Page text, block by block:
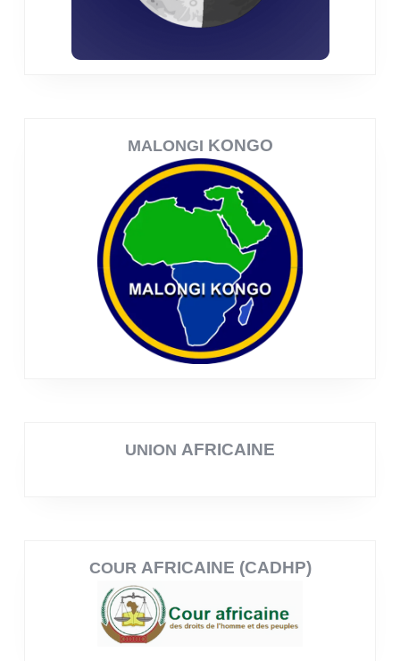
MALONGI KONGO
UNION AFRICAINE
COUR AFRICAINE (CADHP)